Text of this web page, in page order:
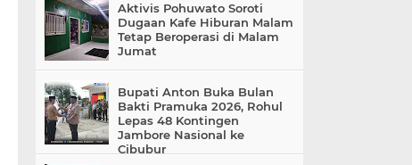
Aktivis Pohuwato Soroti
Dugaan Kafe Hiburan Malam
Tetap Beroperasi di Malam
Jumat
Bupati Anton Buka Bulan
Bakti Pramuka 2026, Rohul
Lepas 48 Kontingen
Jambore Nasional ke
Cibubur